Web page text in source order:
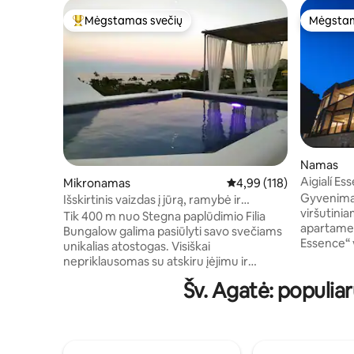
Svečių mėgstamiausias
Mėgstamas svečių
Mikronamas Vidutinis įvertinimas:
4,99 (118)
Išskirtinis vaizdas į jūrą, ramybė ir
privatumas
Tik 400 m nuo Stegna paplūdimio Filia
Bungalow galima pasiūlyti savo svečiams
unikalias atostogas. Visiškai
nepriklausomas su atskiru įėjimu ir
nemokama automobilių stovėjimo
aikštele būste. Įeina patogus kiemas su
nuostabiu vaizdu,privatus baseinas su
Namas
Aigialí
su
Šv. Agatė: